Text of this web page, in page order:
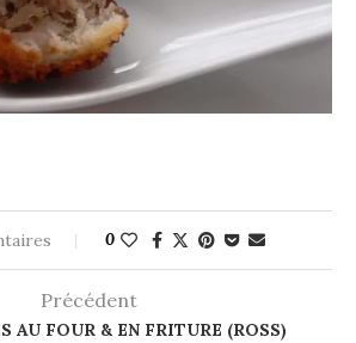
0
Précédent
AU FOUR & EN FRITURE (ROSS)